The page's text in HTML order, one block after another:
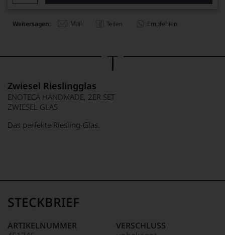
Weitersagen: Mail Teilen Empfehlen
Zwiesel Rieslingglas
ENOTECA HANDMADE, 2ER SET
ZWIESEL GLAS
Das perfekte Riesling-Glas.
STECKBRIEF
ARTIKELNUMMER
VERSCHLUSS